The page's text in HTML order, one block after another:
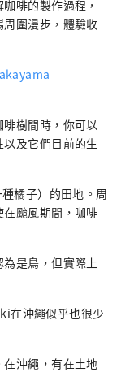
啡的製作過程，
圍漫步，體驗收
樹間時，你可以
及它們目前的生
橘子）的田地。周
颱風期間，咖啡
為是鳥，但實際上
在沖繩似乎也很少
在沖繩，有在土地